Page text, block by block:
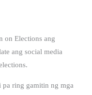
on Elections ang
ang social media
pa ring gamitin ng mga